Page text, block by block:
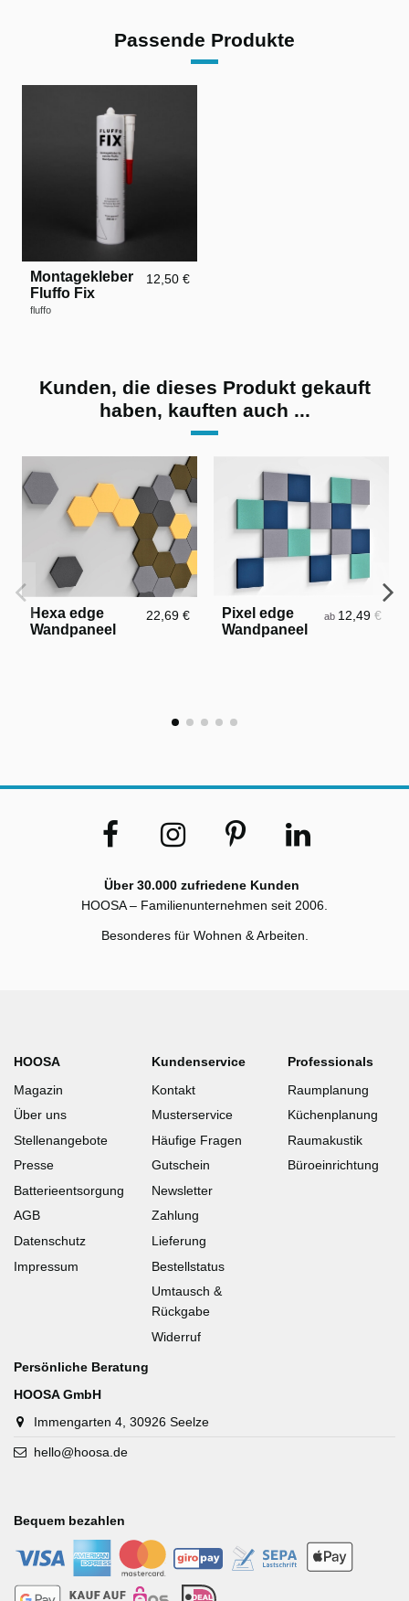
Passende Produkte
Montagekleber
Fluffo Fix
fluffo
12,50 €
Kunden, die dieses Produkt gekauft
haben, kauften auch ...
Hexa edge
Wandpaneel
22,69 €
Pixel edge
Wandpaneel
ab 12,49 €
Über 30.000 zufriedene Kunden
HOOSA – Familienunternehmen seit 2006.
Besonderes für Wohnen & Arbeiten.
HOOSA
Magazin
Über uns
Stellenangebote
Presse
Batterieentsorgung
AGB
Datenschutz
Impressum
Kundenservice
Kontakt
Musterservice
Häufige Fragen
Gutschein
Newsletter
Zahlung
Lieferung
Bestellstatus
Umtausch &
Rückgabe
Widerruf
Professionals
Raumplanung
Küchenplanung
Raumakustik
Büroeinrichtung
Persönliche Beratung
HOOSA GmbH
Immengarten 4, 30926 Seelze
hello@hoosa.de
Bequem bezahlen
-
- - - -
- - - -